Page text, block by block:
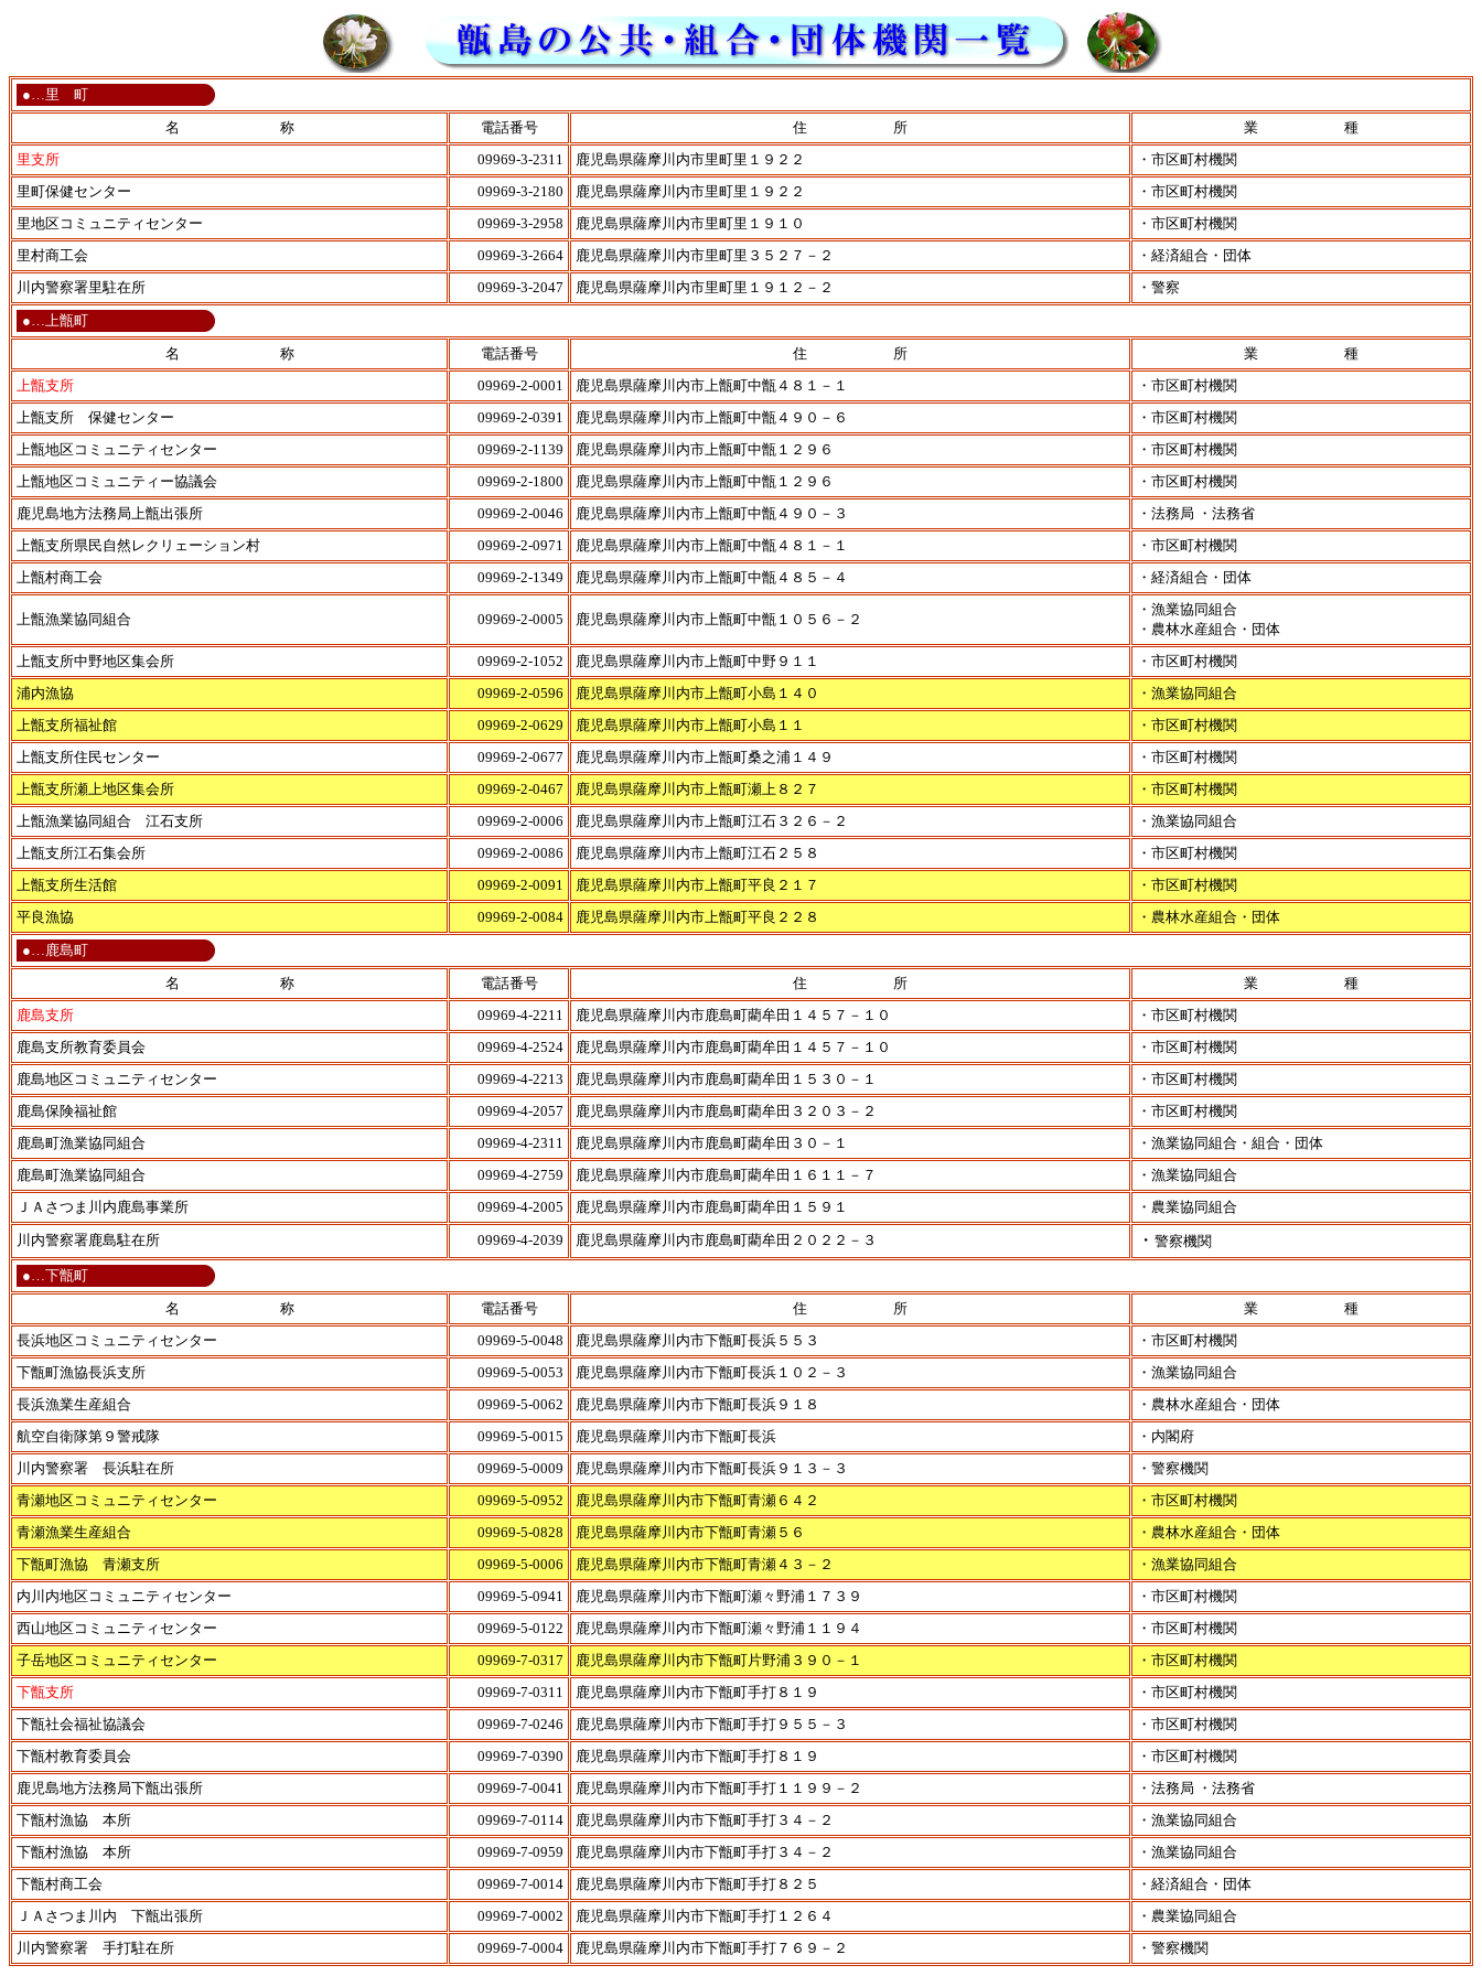
●…里 町
名 称
電話番号 住 所
業 種
里支所
09969-3-2311 鹿児島県薩摩川内市里町里１９２２
・市区町村機関
里町保健センター
09969-3-2180 鹿児島県薩摩川内市里町里１９２２
・市区町村機関
里地区コミュニティセンター
09969-3-2958 鹿児島県薩摩川内市里町里１９１０
・市区町村機関
里村商工会
09969-3-2664 鹿児島県薩摩川内市里町里３５２７－２
・経済組合・団体
川内警察署里駐在所
09969-3-2047 鹿児島県薩摩川内市里町里１９１２－２
・警察
●…上甑町
名 称
電話番号 住 所
業 種
上甑支所
09969-2-0001 鹿児島県薩摩川内市上甑町中甑４８１－１
・市区町村機関
上甑支所 保健センター
09969-2-0391 鹿児島県薩摩川内市上甑町中甑４９０－６
・市区町村機関
上甑地区コミュニティセンター
09969-2-1139 鹿児島県薩摩川内市上甑町中甑１２９６
・市区町村機関
上甑地区コミュニティー協議会
09969-2-1800 鹿児島県薩摩川内市上甑町中甑１２９６
・市区町村機関
鹿児島地方法務局上甑出張所
09969-2-0046 鹿児島県薩摩川内市上甑町中甑４９０－３
・法務局 ・法務省
上甑支所県民自然レクリェーション村
09969-2-0971 鹿児島県薩摩川内市上甑町中甑４８１－１
・市区町村機関
上甑村商工会
09969-2-1349 鹿児島県薩摩川内市上甑町中甑４８５－４ ・経済組合・団体
上甑漁業協同組合 09969-2-0005 鹿児島県薩摩川内市上甑町中甑１０５６－２
・漁業協同組合
・農林水産組合・団体
上甑支所中野地区集会所
09969-2-1052 鹿児島県薩摩川内市上甑町中野９１１
・市区町村機関
浦内漁協
09969-2-0596 鹿児島県薩摩川内市上甑町小島１４０
・漁業協同組合
上甑支所福祉館
09969-2-0629 鹿児島県薩摩川内市上甑町小島１１
・市区町村機関
上甑支所住民センター
09969-2-0677 鹿児島県薩摩川内市上甑町桑之浦１４９
・市区町村機関
上甑支所瀬上地区集会所
09969-2-0467 鹿児島県薩摩川内市上甑町瀬上８２７
・市区町村機関
上甑漁業協同組合 江石支所
09969-2-0006 鹿児島県薩摩川内市上甑町江石３２６－２
・漁業協同組合
上甑支所江石集会所
09969-2-0086 鹿児島県薩摩川内市上甑町江石２５８
・市区町村機関
上甑支所生活館
09969-2-0091 鹿児島県薩摩川内市上甑町平良２１７
・市区町村機関
平良漁協
09969-2-0084 鹿児島県薩摩川内市上甑町平良２２８
・農林水産組合・団体
●…鹿島町
名 称
電話番号 住 所
業 種
鹿島支所
09969-4-2211 鹿児島県薩摩川内市鹿島町藺牟田１４５７－１０
・市区町村機関
鹿島支所教育委員会
09969-4-2524 鹿児島県薩摩川内市鹿島町藺牟田１４５７－１０
・市区町村機関
鹿島地区コミュニティセンター
09969-4-2213 鹿児島県薩摩川内市鹿島町藺牟田１５３０－１
・市区町村機関
鹿島保険福祉館
09969-4-2057 鹿児島県薩摩川内市鹿島町藺牟田３２０３－２
・市区町村機関
鹿島町漁業協同組合
09969-4-2311 鹿児島県薩摩川内市鹿島町藺牟田３０－１
・漁業協同組合・組合・団体
鹿島町漁業協同組合
09969-4-2759 鹿児島県薩摩川内市鹿島町藺牟田１６１１－７
・漁業協同組合
ＪＡさつま川内鹿島事業所
09969-4-2005 鹿児島県薩摩川内市鹿島町藺牟田１５９１
・農業協同組合
川内警察署鹿島駐在所
09969-4-2039 鹿児島県薩摩川内市鹿島町藺牟田２０２２－３ ・ 警察機関
●…下甑町
名 称
電話番号 住 所
業 種
長浜地区コミュニティセンター
09969-5-0048 鹿児島県薩摩川内市下甑町長浜５５３
・市区町村機関
下甑町漁協長浜支所
09969-5-0053 鹿児島県薩摩川内市下甑町長浜１０２－３
・漁業協同組合
長浜漁業生産組合
09969-5-0062 鹿児島県薩摩川内市下甑町長浜９１８
・農林水産組合・団体
航空自衛隊第９警戒隊
09969-5-0015 鹿児島県薩摩川内市下甑町長浜
・内閣府
川内警察署 長浜駐在所
09969-5-0009 鹿児島県薩摩川内市下甑町長浜９１３－３
・警察機関
青瀬地区コミュニティセンター
09969-5-0952 鹿児島県薩摩川内市下甑町青瀬６４２
・市区町村機関
青瀬漁業生産組合
09969-5-0828 鹿児島県薩摩川内市下甑町青瀬５６
・農林水産組合・団体
下甑町漁協 青瀬支所
09969-5-0006 鹿児島県薩摩川内市下甑町青瀬４３－２
・漁業協同組合
内川内地区コミュニティセンター
09969-5-0941 鹿児島県薩摩川内市下甑町瀬々野浦１７３９
・市区町村機関
西山地区コミュニティセンター
09969-5-0122 鹿児島県薩摩川内市下甑町瀬々野浦１１９４
・市区町村機関
子岳地区コミュニティセンター
09969-7-0317 鹿児島県薩摩川内市下甑町片野浦３９０－１
・市区町村機関
下甑支所
09969-7-0311 鹿児島県薩摩川内市下甑町手打８１９
・市区町村機関
下甑社会福祉協議会
09969-7-0246 鹿児島県薩摩川内市下甑町手打９５５－３
・市区町村機関
下甑村教育委員会
09969-7-0390 鹿児島県薩摩川内市下甑町手打８１９
・市区町村機関
鹿児島地方法務局下甑出張所
09969-7-0041 鹿児島県薩摩川内市下甑町手打１１９９－２
・法務局 ・法務省
下甑村漁協 本所
09969-7-0114 鹿児島県薩摩川内市下甑町手打３４－２
・漁業協同組合
下甑村漁協 本所
09969-7-0959 鹿児島県薩摩川内市下甑町手打３４－２
・漁業協同組合
下甑村商工会
09969-7-0014 鹿児島県薩摩川内市下甑町手打８２５
・経済組合・団体
ＪＡさつま川内 下甑出張所
09969-7-0002 鹿児島県薩摩川内市下甑町手打１２６４
・農業協同組合
川内警察署 手打駐在所
09969-7-0004 鹿児島県薩摩川内市下甑町手打７６９－２ ・警察機関